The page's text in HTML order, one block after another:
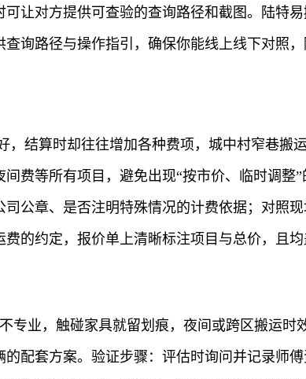
让对方提供可查验的查询路径和截图。陆特
询路径与操作指引，确保你能线上线下对照，
结算时却往往增加各种费项，城中村窄巷搬
费等所有项目，避免出现“按市价、临时调
公章、是否注明特殊情况的计费依据；对照
的约定，报价单上清晰标注项目与总价，且
专业，触碰家具就留划痕，夜间或跨区搬运
配套方案。验证步骤：评估时询问并记录师